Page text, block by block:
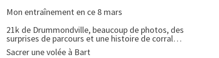
Mon entraînement en ce 8 mars
21k de Drummondville, beaucoup de photos, des
surprises de parcours et une histoire de corral…
Sacrer une volée à Bart